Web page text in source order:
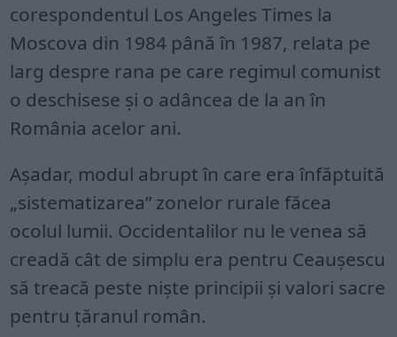
corespondentul Los Angeles Times la
Moscova din 1984 până în 1987, relata pe
larg despre rana pe care regimul comunist
o deschisese şi o adâncea de la an în
România acelor ani.
Aşadar, modul abrupt în care era înfăptuită
„sistematizarea” zonelor rurale făcea
ocolul lumii. Occidentalilor nu le venea să
creadă cât de simplu era pentru Ceauşescu
să treacă peste nişte principii şi valori sacre
pentru ţăranul român.